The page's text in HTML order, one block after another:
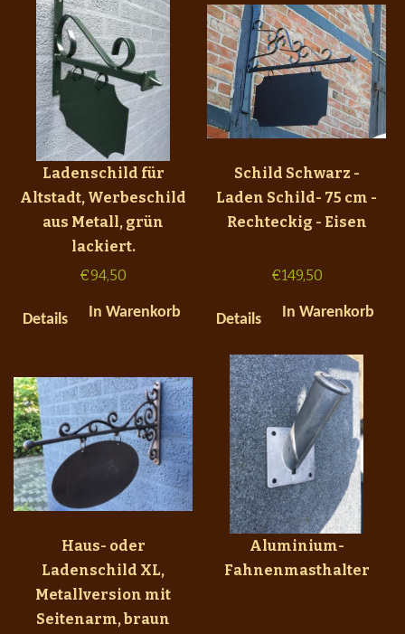
Ladenschild für
Altstadt, Werbeschild
aus Metall, grün
lackiert.
€94,50
Details In Warenkorb
Schild Schwarz -
Laden Schild- 75 cm -
Rechteckig - Eisen
€149,50
Details In Warenkorb
Haus- oder
Ladenschild XL,
Metallversion mit
Seitenarm, braun
Aluminium-
Fahnenmasthalter